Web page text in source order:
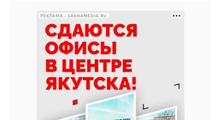
РЕКЛАМА • SAKHAMEDIA.RU